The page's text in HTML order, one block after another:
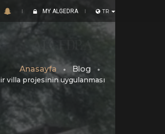
MY ALGEDRA TR
Anasayfa Blog
villa projesinin uygulanması